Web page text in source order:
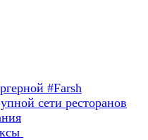
#Farsh
сети ресторанов